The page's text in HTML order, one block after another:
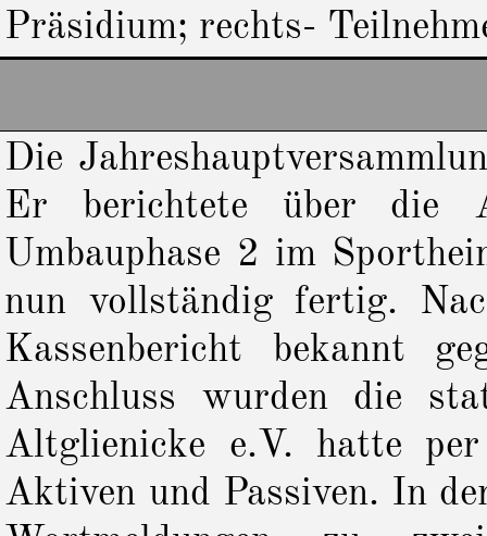
Präsidium; rechts-
Die
Er berichtete über die
Umbauphase 2 im
nun vollständig fertig.
Kassenbericht bekannt
Anschluss wurden die
Altglienicke e.V. hatte
Aktiven und Passiven. In